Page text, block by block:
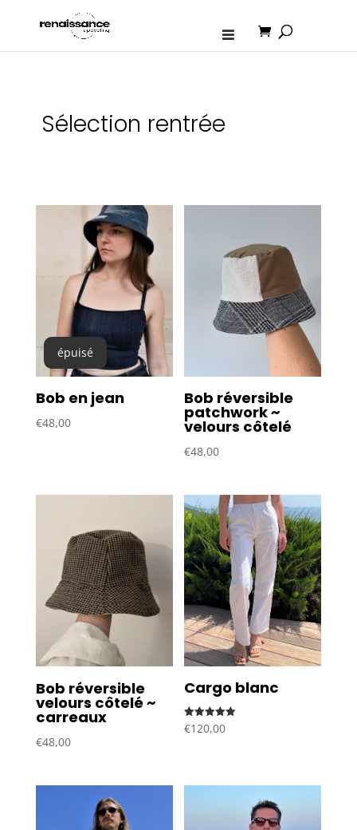
Sélection rentrée
épuisé
Bob en jean
€48,00
Bob réversible
patchwork ~
velours côtelé
€48,00
Bob réversible
velours côtelé ~
carreaux
€48,00
Cargo blanc
Note
5.00
€120,00